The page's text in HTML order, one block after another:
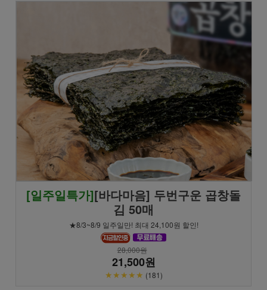
[일주일특가][바다마음] 두번구운 곱창돌
김 50매
★8/3~8/9 일주일만! 최대 24,100원 할인!
28,000원
21,500원
★★★★★ (181)